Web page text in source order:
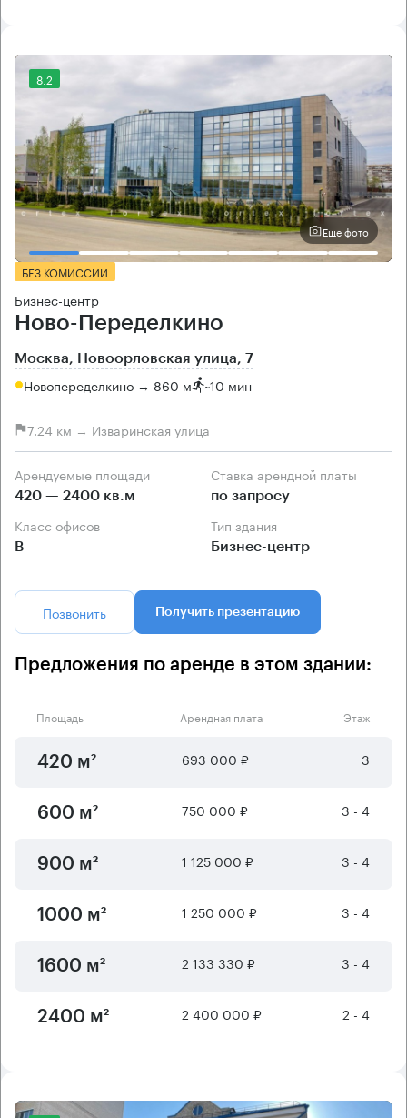
8.2
Еще фото
БЕЗ КОМИССИИ
Бизнес-центр
Ново-Переделкино
Москва, Новоорловская улица, 7
Новопеределкино → 860 м ~10 мин
7.24 км → Изваринская улица
Арендуемые площади
420 — 2400 кв.м
Ставка арендной платы
по запросу
Класс офисов
B
Тип здания
Бизнес-центр
Позвонить Получить презентацию
Предложения по аренде в этом здании:
Площадь Арендная плата Этаж
420 м² 693 000 ₽ 3
600 м² 750 000 ₽ 3 - 4
900 м² 1 125 000 ₽ 3 - 4
1000 м² 1 250 000 ₽ 3 - 4
1600 м² 2 133 330 ₽ 3 - 4
2400 м² 2 400 000 ₽ 2 - 4